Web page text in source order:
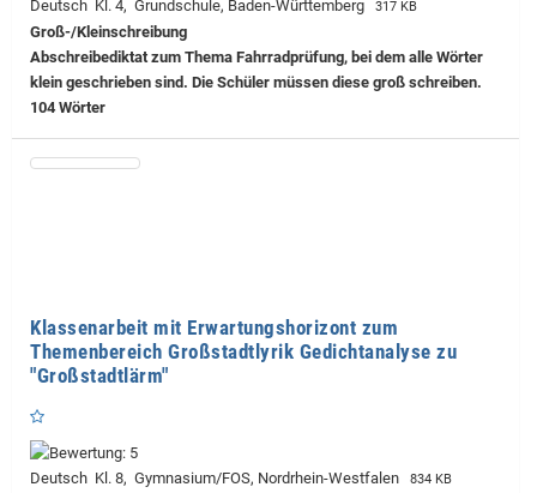
Deutsch Kl. 4, Grundschule, Baden-Württemberg 317 KB
Groß-/Kleinschreibung
Abschreibediktat zum Thema Fahrradprüfung, bei dem alle Wörter
klein geschrieben sind. Die Schüler müssen diese groß schreiben.
104 Wörter
Klassenarbeit mit Erwartungshorizont zum
Themenbereich Großstadtlyrik Gedichtanalyse zu
"Großstadtlärm"
Deutsch Kl. 8, Gymnasium/FOS, Nordrhein-Westfalen 834 KB